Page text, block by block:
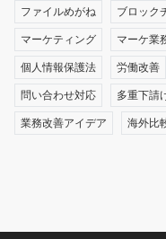
ファイルめがね ブロック
マーケティング マーケ業
個人情報保護法 労働改善
問い合わせ対応 多重下請
業務改善アイデア 海外比